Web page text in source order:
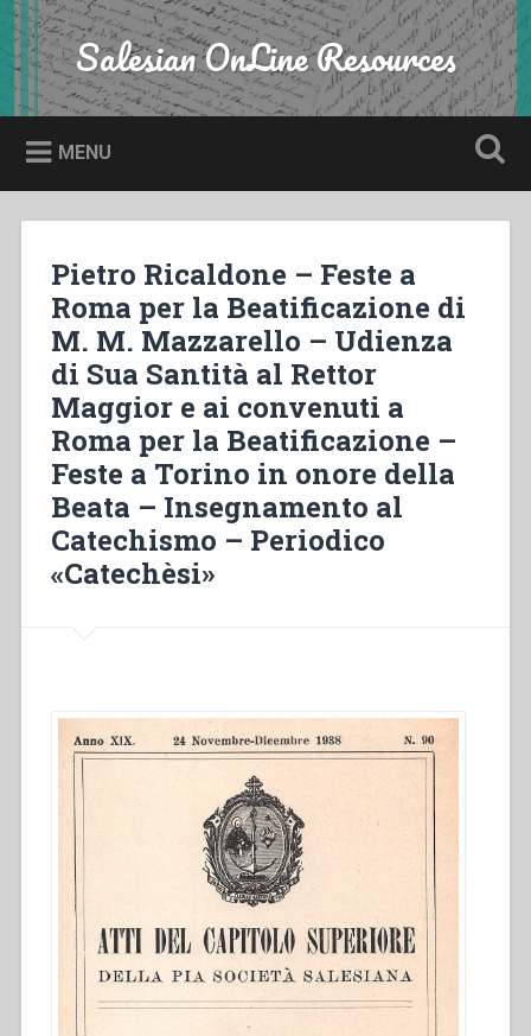
Skip
to
content
Search Salesian OnLine Resources
MENU
Pietro Ricaldone – Feste a
Roma per la Beatificazione di
M. M. Mazzarello – Udienza
di Sua Santità al Rettor
Maggior e ai convenuti a
Roma per la Beatificazione –
Feste a Torino in onore della
Beata – Insegnamento al
Catechismo – Periodico
«Catechèsi»